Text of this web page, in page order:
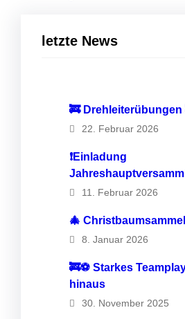
letzte News
🚒 Drehleiterübungen
22. Februar 2026
❗️Einladung
11. Februar 2026
🎄
8. Januar 2026
🚒⚽️ Starkes
hinaus
30. November 2025